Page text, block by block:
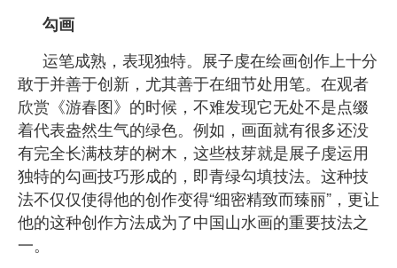
勾画
运笔成熟，表现独特。展子虔在绘画创作上十分
敢于并善于创新，尤其善于在细节处用笔。在观者
欣赏《游春图》的时候，不难发现它无处不是点缀
着代表盎然生气的绿色。例如，画面就有很多还没
有完全长满枝芽的树木，这些枝芽就是展子虔运用
独特的勾画技巧形成的，即青绿勾填技法。这种技
法不仅仅使得他的创作变得“细密精致而臻丽”，更让
他的这种创作方法成为了中国山水画的重要技法之
一。